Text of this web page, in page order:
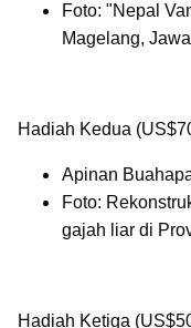
Foto: "Nepal
Magelang,
Hadiah Kedua
Apinan
Foto:
gajah liar di
Hadiah Ketiga